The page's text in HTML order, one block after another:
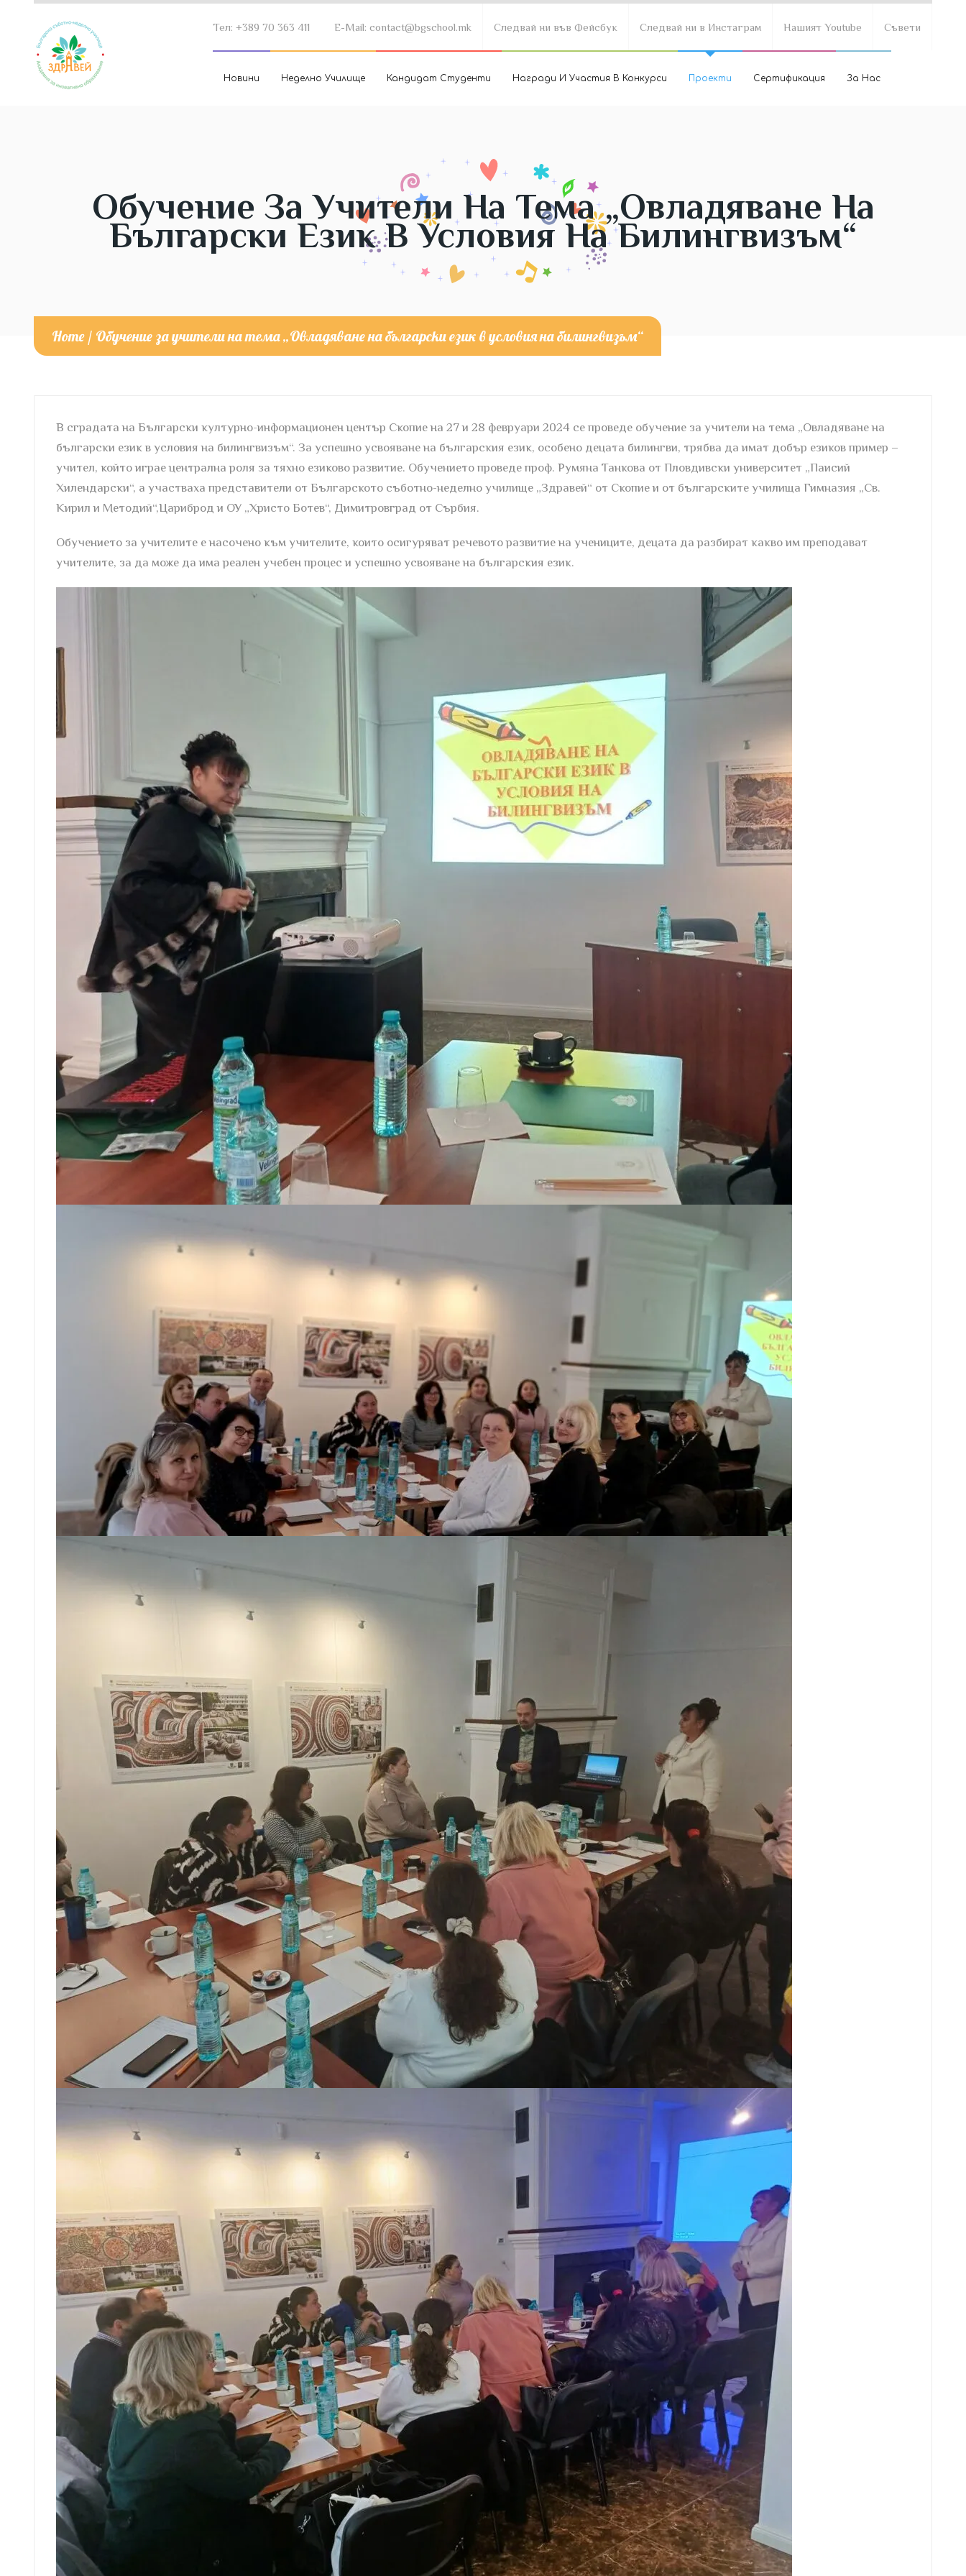
Тел: +389 70 363 411 E-Mail: contact@bgschool.mk Следвай ни във Фейсбук Следвай ни в Инстаграм Нашият Youtube Съвети
Новини Неделно Училище Кандидат Студенти Награди И Участия В Конкурси Проекти Сертификация За Нас
Oбучение За Учители На Тема „Овладяване На
Български Език В Условия На Билингвизъм“
Home / Oбучение за учители на тема „Овладяване на български език в условия на билингвизъм“
В сградата на Български културно-информационен център Скопие на 27 и 28 февруари 2024 се проведе обучение за учители на тема „Овладяване на
български език в условия на билингвизъм“. За успешно усвояване на българския език, особено децата билингви, трябва да имат добър езиков пример –
учител, който играе централна роля за тяхно езиково развитие. Обучението проведе проф. Румяна Танкова от Пловдивски университет „Паисий
Хилендарски“, а участваха представители от Българското съботно-неделно училище „Здравей“ от Скопие и от българските училища Гимназия „Св.
Кирил и Методий“,Цариброд и ОУ „Христо Ботев“, Димитровград от Сърбия.
Обучението за учителите е насочено към учителите, които осигуряват речевото развитие на учениците, децата да разбират какво им преподават
учителите, за да може да има реален учебен процес и успешно усвояване на българския език.